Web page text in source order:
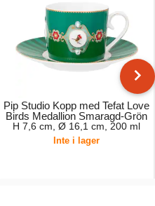
Pip Studio Kopp med Tefat Love
Birds Medallion Smaragd-Grön
H 7,6 cm, Ø 16,1 cm, 200 ml
Inte i lager